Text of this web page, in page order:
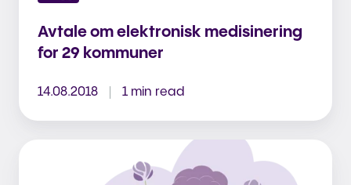
Avtale om elektronisk medisinering
for 29 kommuner
14.08.2018 1 min read